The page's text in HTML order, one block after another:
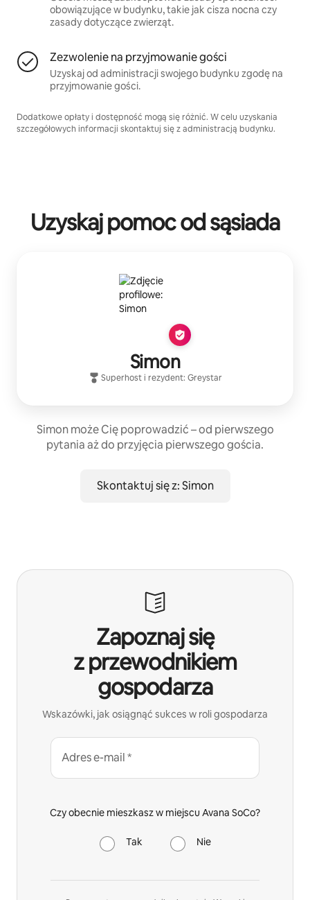
obowiązujące w budynku, takie jak cisza nocna czy
zasady dotyczące zwierząt.
Zezwolenie na przyjmowanie gości
Uzyskaj od administracji swojego budynku zgodę na
przyjmowanie gości.
Dodatkowe opłaty i dostępność mogą się różnić. W celu uzyskania
szczegółowych informacji skontaktuj się z administracją budynku.
Uzyskaj pomoc od sąsiada
Simon
Superhosti rezydent: Greystar
Simon może Cię poprowadzić – od pierwszego
pytania aż do przyjęcia pierwszego gościa.
Skontaktuj się z: Simon
Zapoznaj się
z przewodnikiem
gospodarza
Wskazówki, jak osiągnąć sukces w roli gospodarza
Adres e-mail *
Czy obecnie mieszkasz w miejscu Avana SoCo?
Tak Nie